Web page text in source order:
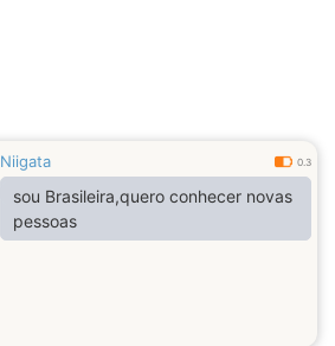
Niigata 0.3
sou Brasileira,quero conhecer novas
pessoas